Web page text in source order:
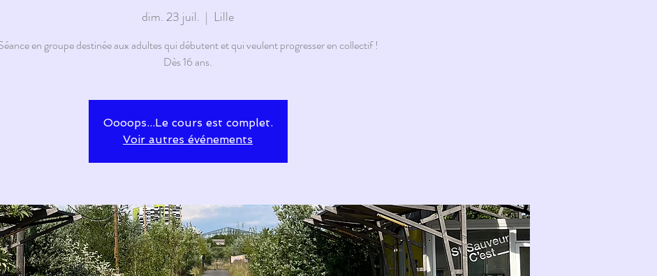
dim. 23 juil.
  |
Lille
en groupe destinée aux adultes qui débutent et qui veulent progresser en collectif !
Dès 16 ans.
Oooops...Le cours est complet.
Voir autres événements